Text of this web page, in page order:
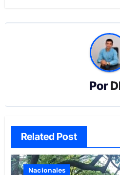
Por
Related Post
Nacionales